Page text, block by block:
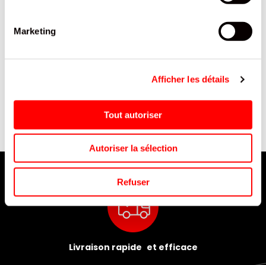
Marketing
Afficher les détails
Tout autoriser
Autoriser la sélection
Refuser
-
CAFE GRAINS CREMOSO
CURLY CACAHUÈTES CURRY
150 G
Livraison rapide et efficace